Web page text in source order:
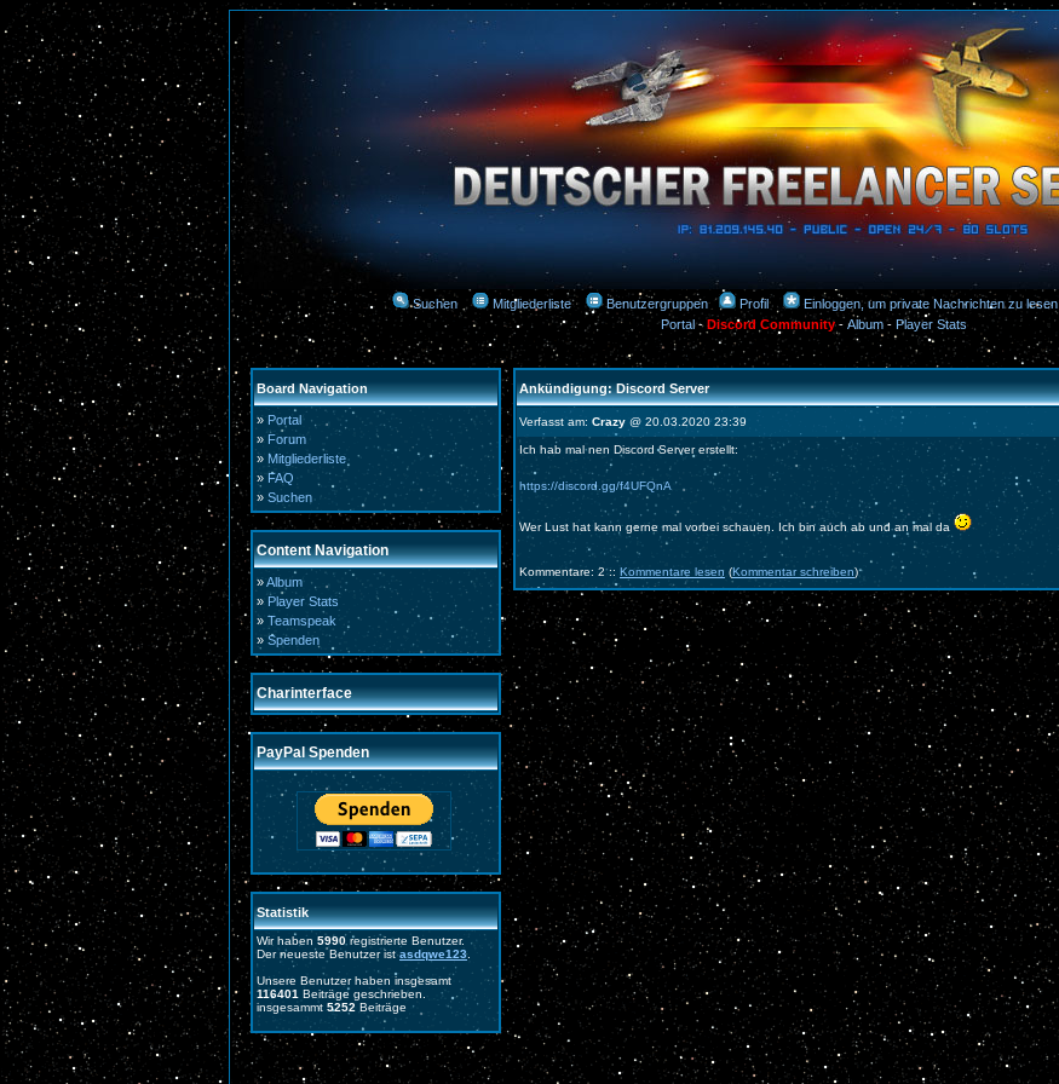
Suchen Mitgliederliste Benutzergruppen Profil Einloggen, um private Nachrichten zu lesen
Portal-Discord Community- Album- Player Stats
Board Navigation
» Portal
» Forum
» Mitgliederliste
» FAQ
» Suchen
Content Navigation
»Album
» Player Stats
» Teamspeak
» Spenden
Charinterface
PayPal Spenden
Statistik
Wir haben 5990 registrierte Benutzer.
Der neueste Benutzer istasdqwe123
Unsere Benutzer haben insgesamt
116401 Beiträge geschrieben.
insgesammt 5252 Beiträge
Ankündigung: Discord Server
Verfasst am: Crazy @ 20.03.2020 23:39
Ich hab mal nen Discord Server erstellt:
https://discord.gg/f4UFQnA
Wer Lust hat kann gerne mal vorbei schauen. Ich bin auch ab und an mal da
Kommentare: 2 :: Kommentare lesen (Kommentar schreiben)